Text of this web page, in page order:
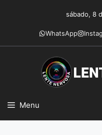
conteúdo
sábado, 8
WhatsApp
Menu